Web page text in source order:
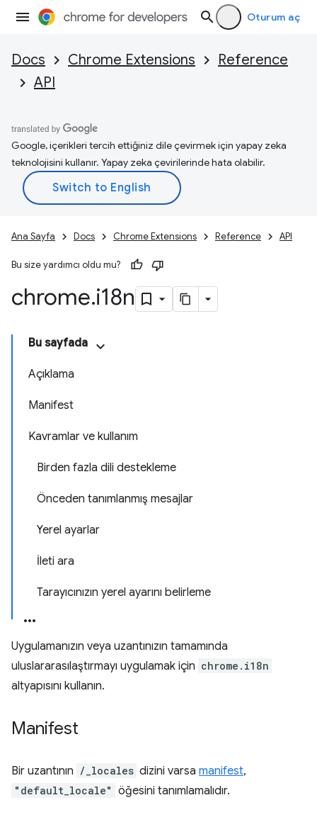
Oturum aç
Docs Chrome Extensions
Reference
API
Google, içerikleri tercih ettiğiniz dile çevirmek için yapay zeka
teknolojisini kullanır. Yapay zeka çevirilerinde hata olabilir.
Ana Sayfa Docs Chrome Extensions Reference API
Bu size yardımcı oldu mu?
chrome.i18n
Bu sayfada
Açıklama
Manifest
Kavramlar ve kullanım
Birden fazla dili destekleme
Önceden tanımlanmış mesajlar
Yerel ayarlar
İleti ara
Tarayıcınızın yerel ayarını belirleme
Uygulamanızın veya uzantınızın tamamında
uluslararasılaştırmayı uygulamak için chrome.i18n
altyapısını kullanın.
Manifest
Bir uzantının /_locales dizini varsa manifest,
"default_locale" öğesini tanımlamalıdır.